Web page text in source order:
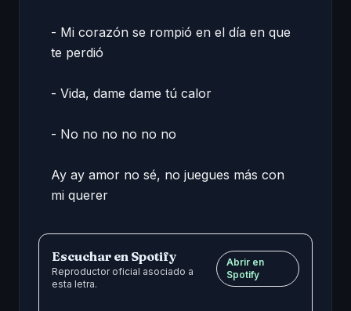
- Mi corazón se rompió en el día en que
te perdió
- Vida, dame dame tú calor
- No no no no no no
Ay ay amor no sé, no juegues más con
mi querer
Escuchar en Spotify
Reproductor oficial asociado a
esta letra.
Abrir en
Spotify